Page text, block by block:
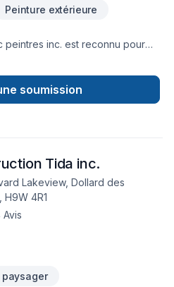
Peinture extérieure
peintres inc. est reconnu pour
avec passion et
: concrétiser vos projets
vos délais et votre vision.
soumission
Tida inc.
Lakeview, Dollard des
H9W 4R1
Avis
paysager